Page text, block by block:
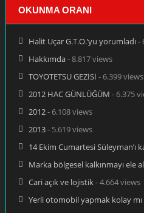
OKUNMA ORANI
Halit Uçar G.T.O.’yu yorumladı-
Hakkımda- 8.817 views
TOYOTETSU GEZİSİ - 6.399 views
2012 HAC GÜNLÜĞÜM - 6.375
2012- 6.108 views
2013- 5.619 views
14 Ekim Cumartesi Süleyman’ı
Marka bölgesel kalkınmayı ele
Cari açık ve lojistik- 4.664 views
Yerli otomobil yapmak kolay mı